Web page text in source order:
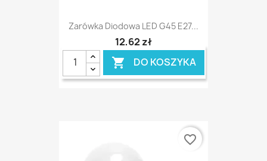
Zarówka Diodowa LED G45 E27...
12,62 zł
 DO KOSZYKA
favorite_border